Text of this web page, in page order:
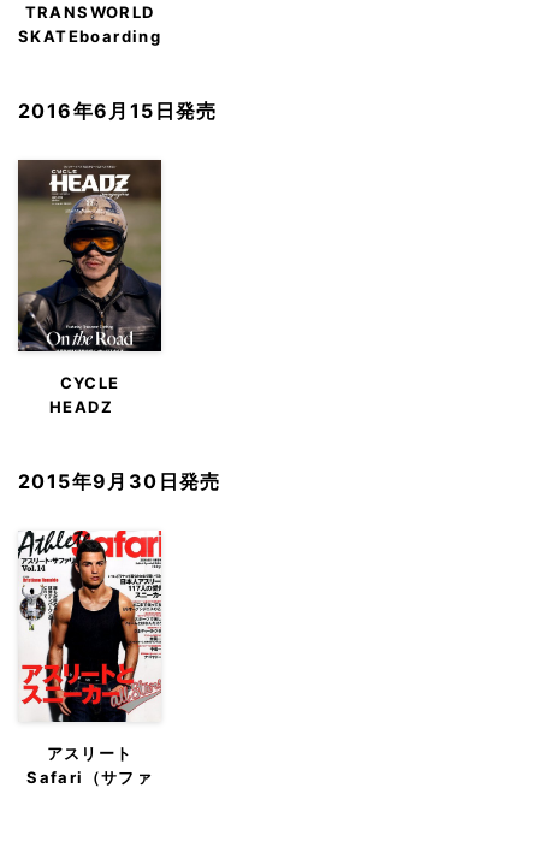
TRANSWORLD
SKATEboarding
2016年6月15日発売
CYCLE
HEADZ
ガジン）
2015年9月30日発売
アスリート
Safari（サファ